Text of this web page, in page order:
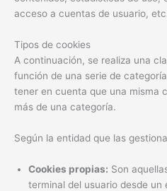
acceso a cuentas de usuario,
Tipos de cookies
A continuación, se realiza una
función de una serie de
tener en cuenta que una misma
más de una categoría.
Según la entidad que las gestiona
Cookies propias: Son
terminal del usuario desde un